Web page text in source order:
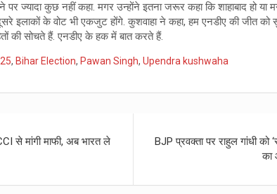
ज्‍यादा कुछ नहीं कहा. मगर उन्‍होंने इतना जरूर कहा कि शाहाबाद हो या
इलाकों के वोट भी एकजुट होंगे. कुशवाहा ने कहा, हम एनडीए की जीत
की सोचते हैं. एनडीए के हक में बात करते हैं.
, Bihar Election, Pawan Singh, Upendra kushwaha
से मांगी माफी, अब भारत ले
BJP प्रवक्ता पर राहुल गांधी को
का